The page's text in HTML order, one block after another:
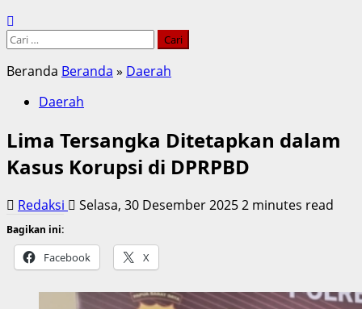
Cari
Beranda Beranda » Daerah
Daerah
Lima Tersangka Ditetapkan dalam
Kasus Korupsi di DPRPBD
Redaksi Selasa, 30 Desember 20252 minutes read
Bagikan ini:
Facebook X